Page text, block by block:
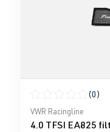
Note moyenne de
(0)
VWR Racingline
4.0 TFSI EA825